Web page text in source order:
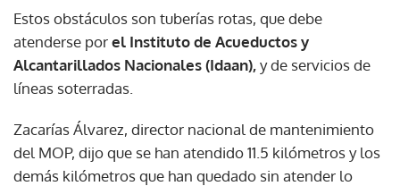
Estos obstáculos son tuberías rotas, que debe
atenderse porel Instituto de Acueductos y
Alcantarillados Nacionales (Idaan),y de servicios de
líneas soterradas.
Zacarías Álvarez, director nacional de mantenimiento
del MOP, dijo que se han atendido 11.5 kilómetros y los
demás kilómetros que han quedado sin atender lo